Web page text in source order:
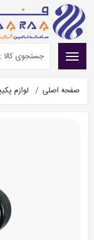
صفحه اصلی لوازم